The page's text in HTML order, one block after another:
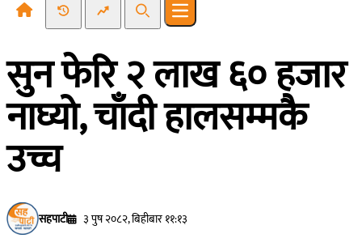
Recent NewsTrending News
SearchOpen main menu
सुन फेरि २ लाख ६० हजार
नाघ्यो, चाँदी हालसम्मकै
उच्च
सहपाटी ३ पुष २०८२, बिहीबार ११:१३